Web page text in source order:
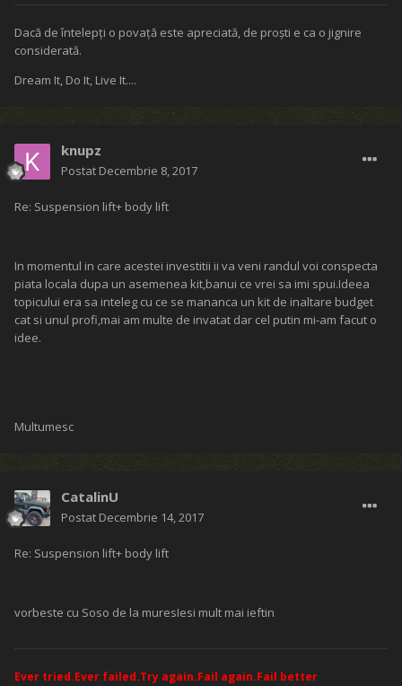
Dacă de întelepţi o povaţă este apreciată, de proşti e ca o jignire
considerată.
Dream It, Do It, Live It....
knupz
Postat Decembrie 8, 2017
Re: Suspension lift+ body lift
In momentul in care acestei investitii ii va veni randul voi conspecta
piata locala dupa un asemenea kit,banui ce vrei sa imi spui.Ideea
topicului era sa inteleg cu ce se mananca un kit de inaltare budget
cat si unul profi,mai am multe de invatat dar cel putin mi-am facut o
idee.
Multumesc
CatalinU
Postat Decembrie 14, 2017
Re: Suspension lift+ body lift
vorbeste cu Soso de la muresIesi mult mai ieftin
Ever tried.Ever failed.Try again.Fail again.Fail better